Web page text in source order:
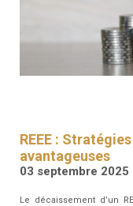
REEE :
avantageuses
03 septembre 2025
Le décaissement d’un